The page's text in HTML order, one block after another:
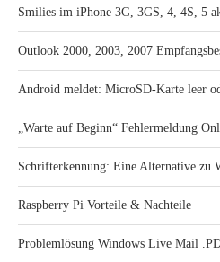
Smilies im iPhone 3G, 3GS, 4, 4S, 5
Outlook 2000, 2003, 2007
Android meldet: MicroSD-Karte leer
„Warte auf Beginn“ Fehlermeldung
Schrifterkennung: Eine Alternative zu
Raspberry Pi Vorteile & Nachteile
Problemlösung Windows Live Mail